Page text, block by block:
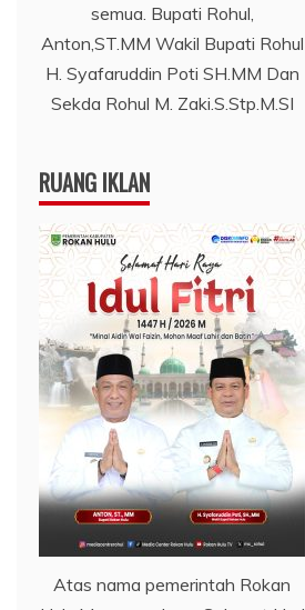
semua. Bupati Rohul,
Anton,ST.MM Wakil Bupati Rohul
H. Syafaruddin Poti SH.MM Dan
Sekda Rohul M. Zaki.S.Stp.M.SI
RUANG IKLAN
Atas nama pemerintah Rokan